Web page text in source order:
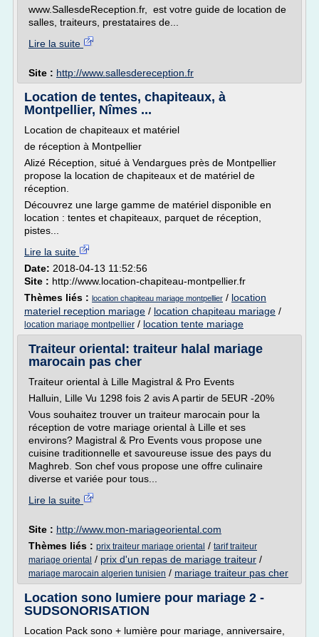
www.SallesdeReception.fr, est votre guide de location de
salles, traiteurs, prestataires de...
Lire la suite
Site : http://www.sallesdereception.fr
Location de tentes, chapiteaux, à
Montpellier, Nîmes ...
Location de chapiteaux et matériel
de réception à Montpellier
Alizé Réception, situé à Vendargues près de Montpellier
propose la location de chapiteaux et de matériel de
réception.
Découvrez une large gamme de matériel disponible en
location : tentes et chapiteaux, parquet de réception,
pistes...
Lire la suite
Date: 2018-04-13 11:52:56
Site : http://www.location-chapiteau-montpellier.fr
Thèmes liés : location chapiteau mariage montpellier / location
materiel reception mariage / location chapiteau mariage /
location mariage montpellier / location tente mariage
Traiteur oriental: traiteur halal mariage
marocain pas cher
Traiteur oriental à Lille Magistral & Pro Events
Halluin, Lille Vu 1298 fois 2 avis A partir de 5EUR -20%
Vous souhaitez trouver un traiteur marocain pour la
réception de votre mariage oriental à Lille et ses
environs? Magistral & Pro Events vous propose une
cuisine traditionnelle et savoureuse issue des pays du
Maghreb. Son chef vous propose une offre culinaire
diverse et variée pour tous...
Lire la suite
Site : http://www.mon-mariageoriental.com
Thèmes liés : prix traiteur mariage oriental / tarif traiteur
mariage oriental / prix d'un repas de mariage traiteur /
mariage marocain algerien tunisien / mariage traiteur pas cher
Location sono lumiere pour mariage 2 -
SUDSONORISATION
Location Pack sono + lumière pour mariage, anniversaire,